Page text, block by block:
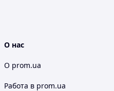
О нас
О prom.ua
Работа в prom.ua